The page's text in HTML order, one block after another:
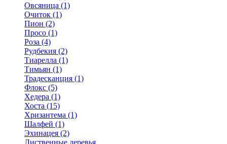
Овсяница (1)
Очиток (1)
Пион (2)
Просо (1)
Роза (4)
Рудбекия (2)
Тиарелла (1)
Тимьян (1)
Традесканция (1)
Флокс (5)
Хедера (1)
Хоста (15)
Хризантема (1)
Шалфей (1)
Эхинацея (2)
Лиственные деревья